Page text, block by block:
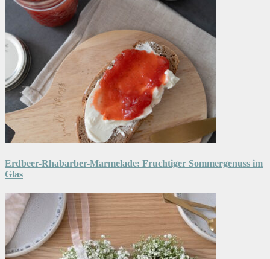
Erdbeer-Rhabarber-Marmelade: Fruchtiger Sommergenuss im
Glas